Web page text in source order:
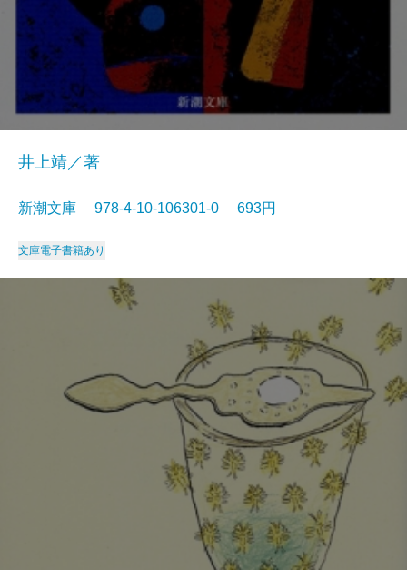
井上靖／著
新潮文庫 978-4-10-106301-0 693円
文庫電子書籍あり